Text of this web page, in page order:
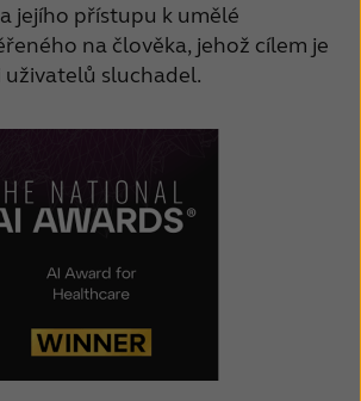
jejího přístupu k umělé
na člověka, jehož cílem je
sluchadel.